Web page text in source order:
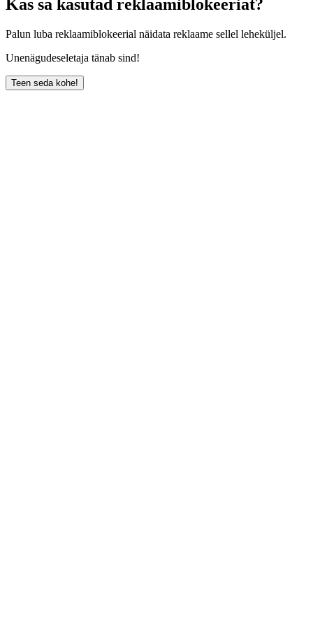
Kas sa kasutad reklaamiblokeeriat?
Palun luba reklaamiblokeerial näidata reklaame sellel leheküljel.
Unenägudeseletaja tänab sind!
Teen seda kohe!